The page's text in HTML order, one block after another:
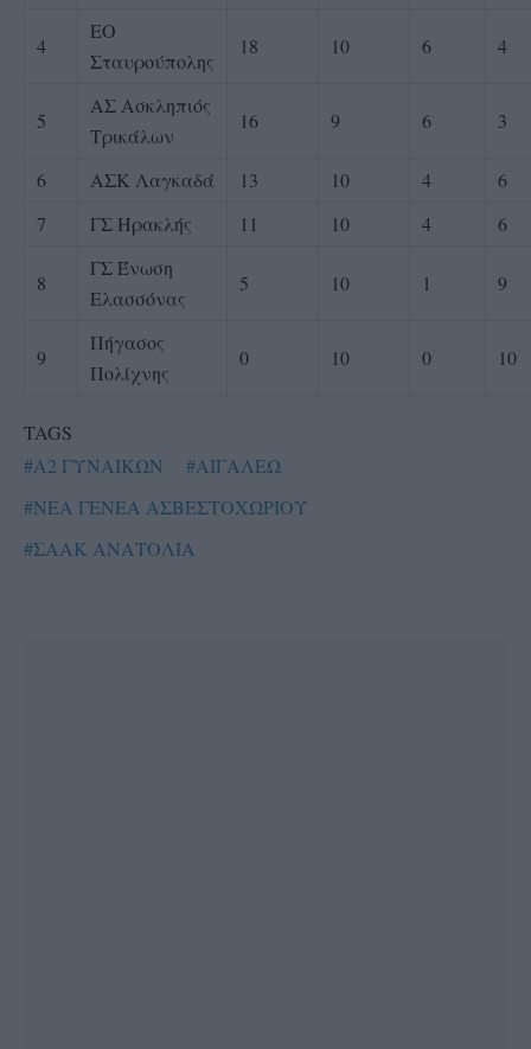
4
ΕΟ
Σταυρούπολης
18 10 6 4
5
ΑΣ Ασκληπιός
Τρικάλων
16 9 6 3
6 ΑΣΚ Λαγκαδά 13 10 4
6
7
ΓΣ Ηρακλής 11 10 4 6
8
ΓΣ Ένωση
Ελασσόνας
5 10 1 9
9
Πήγασος
Πολίχνης
0 10 0 10
TAGS
#Α2 ΓΥΝΑΙΚΩΝ
#ΑΙΓΑΛΕΩ
#ΝΕΑ ΓΕΝΕΑ ΑΣΒΕΣΤΟΧΩΡΙΟΥ
#ΣΑΑΚ ΑΝΑΤΟΛΙΑ